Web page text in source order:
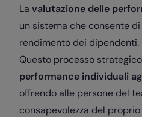
La valutazione delle
un sistema che consente
rendimento dei dipendenti.
Questo processo
performance individuali
offrendo alle persone del
consapevolezza del